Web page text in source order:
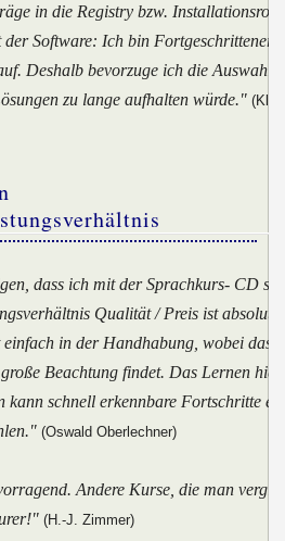
in die Registry bzw.
Software: Ich bin Fortgeschrittener
Deshalb bevorzuge ich die
zu lange aufhalten würde."
dass ich mit der Sprachkurs- CD
Qualität / Preis ist absolut
in der Handhabung, wobei das
Beachtung findet. Das Lernen
kann schnell erkennbare Fortschritte
(Oswald Oberlechner)
Andere Kurse, die man
(H.-J. Zimmer)